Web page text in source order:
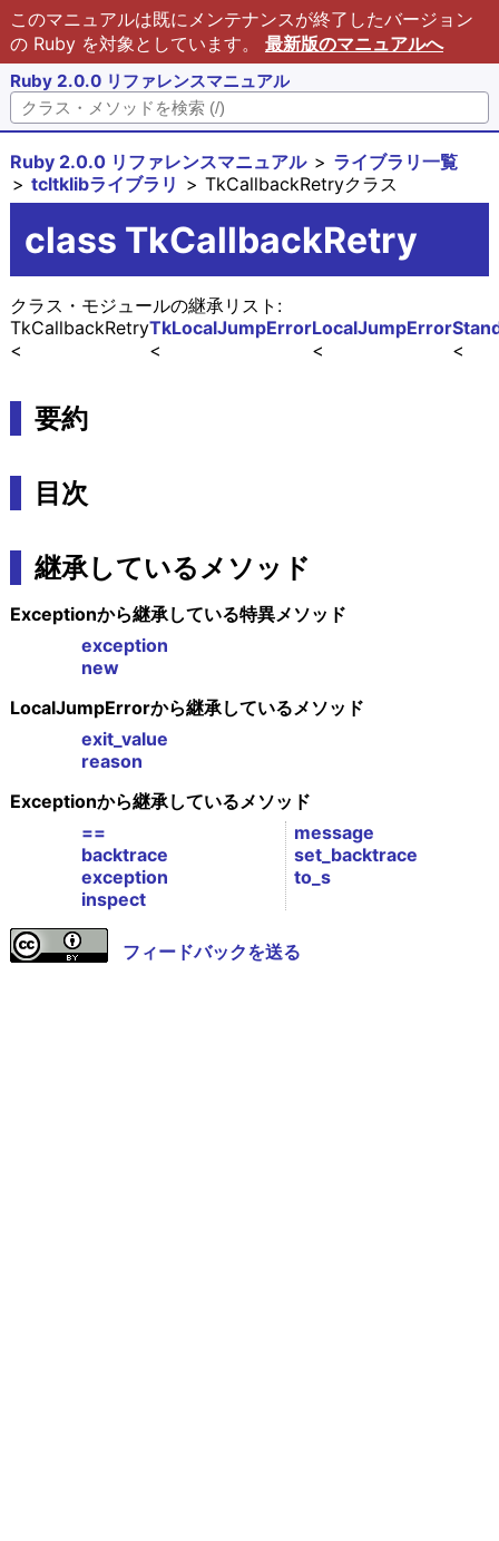
このマニュアルは既にメンテナンスが終了したバージョン
の Ruby を対象としています。 最新版のマニュアルへ
Ruby 2.0.0 リファレンスマニュアル
Ruby 2.0.0 リファレンスマニュアル
ライブラリ一覧
tcltklibライブラリ
TkCallbackRetryクラス
class TkCallbackRetry
クラス・モジュールの継承リスト:
LocalJumpError
TkLocalJumpError
TkCallbackRetry
要約
目次
継承しているメソッド
Exceptionから継承している特異メソッド
exception
new
LocalJumpErrorから継承しているメソッド
exit_value
reason
Exceptionから継承しているメソッド
==
backtrace
exception
inspect
message
set_backtrace
to_s
フィードバックを送る